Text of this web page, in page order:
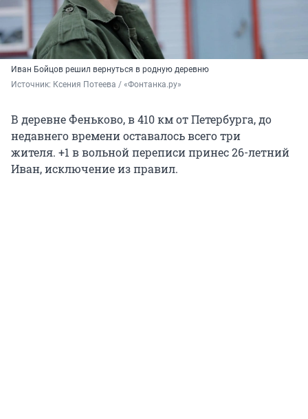
Иван Бойцов решил вернуться в родную деревню
Источник: Ксения Потеева / «Фонтанка.ру»
В деревне Феньково, в 410 км от Петербурга, до
недавнего времени оставалось всего три
жителя. +1 в вольной переписи принес 26-летний
Иван, исключение из правил.